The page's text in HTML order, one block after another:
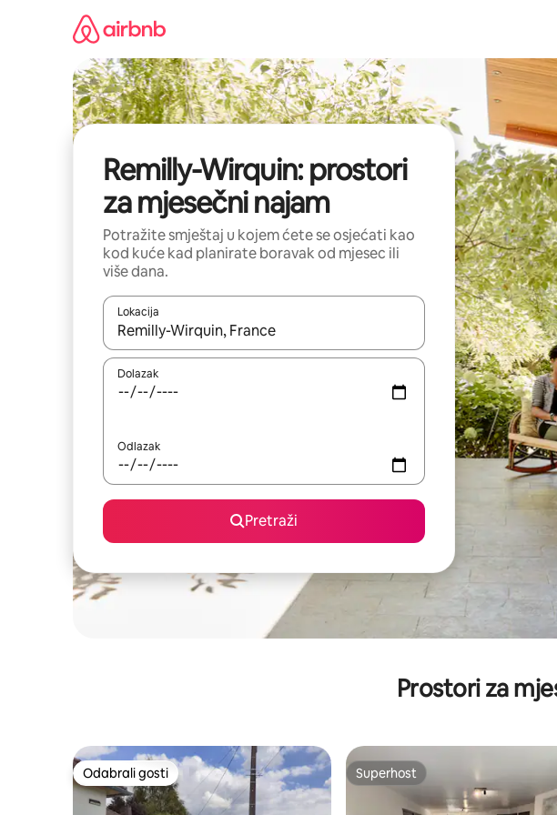
Remilly-Wirquin: prostori
za mjesečni najam
Potražite smještaj u kojem ćete se osjećati kao
kod kuće kad planirate boravak od mjesec ili
više dana.
Lokacija
Kada budu dostupni rezultati, moći ćete ih pregledati koristeći se
Dolazak
Odlazak
Pretraži
Prostori za
Odabrali gosti
Odabrali gosti Superhost
Superhost